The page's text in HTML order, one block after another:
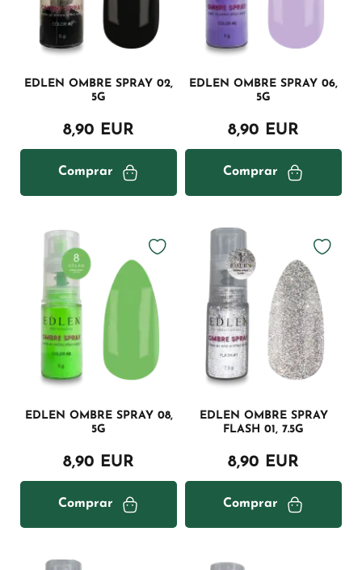
EDLEN OMBRE SPRAY 02,
5G
8,90 EUR
Comprar
EDLEN OMBRE SPRAY 06,
5G
8,90 EUR
Comprar
EDLEN OMBRE SPRAY 08,
5G
8,90 EUR
Comprar
EDLEN OMBRE SPRAY
FLASH 01, 7.5G
8,90 EUR
Comprar